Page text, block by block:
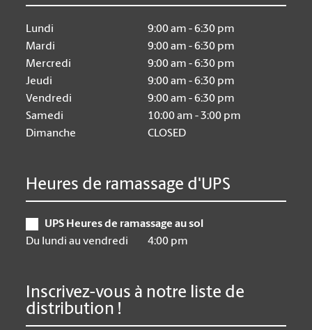
Lundi
9:00 am - 6:30 pm
Mardi
9:00 am - 6:30 pm
Mercredi
9:00 am - 6:30 pm
Jeudi
9:00 am - 6:30 pm
Vendredi
9:00 am - 6:30 pm
Samedi
10:00 am - 3:00 pm
Dimanche
CLOSED
Heures de ramassage d'UPS
UPS Heures de ramassage au sol
Du lundi au vendredi
4:00 pm
Inscrivez-vous à notre liste de
distribution !